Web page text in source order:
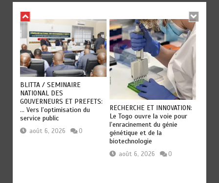
BLITTA / SEMINAIRE
NATIONAL DES
GOUVERNEURS ET PREFETS:
… Vers l’optimisation du
service public
août 6, 2026 0
RECHERCHE ET INNOVATION:
Le Togo ouvre la voie pour
l’enracinement du génie
génétique et de la
biotechnologie
août 6, 2026 0